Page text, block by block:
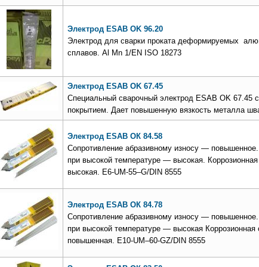
Электрод ESAB OK 96.20
Электрод для сварки проката деформируемых
сплавов. Al Mn 1/EN ISO 18273
Электрод ESAB OK 67.45
Специальный сварочный электрод ESAB OK 67.45
покрытием. Дает повышенную вязкость металла
Электрод ESAB ОК 84.58
Сопротивление абразивному износу — повышенное.
при высокой температуре — высокая.
высокая. E6-UM-55–G/DIN 8555
Электрод ESAB ОК 84.78
Сопротивление абразивному износу — повышенное.
при высокой температуре — высокая Коррозионная
повышенная. E10-UM–60-GZ/DIN 8555